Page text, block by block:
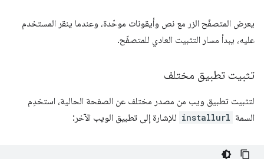
يعرض المتصفّح الزر مع نص وأيقونات موحّدة، وعندما ينقر المستخدم
عليه، يبدأ مسار التثبيت العادي للمتصفّح.
تثبيت تطبيق مختلف
لتثبيت تطبيق ويب من مصدر مختلف عن الصفحة الحالية، استخدِم
السمة installurl للإشارة إلى تطبيق الويب الآخر: